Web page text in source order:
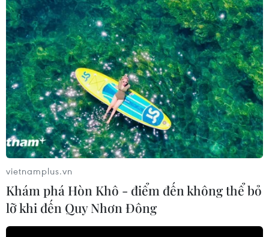
vietnamplus.vn
Khám phá Hòn Khô - điểm đến không thể bỏ
lỡ khi đến Quy Nhơn Đông